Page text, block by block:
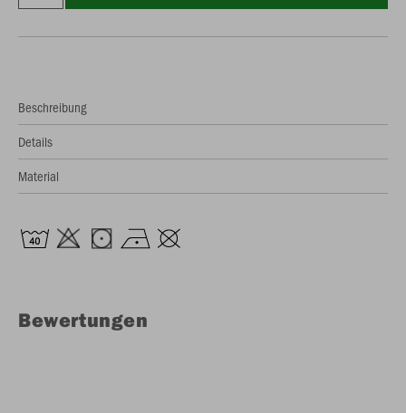
Beschreibung
Details
Material
Bewertungen